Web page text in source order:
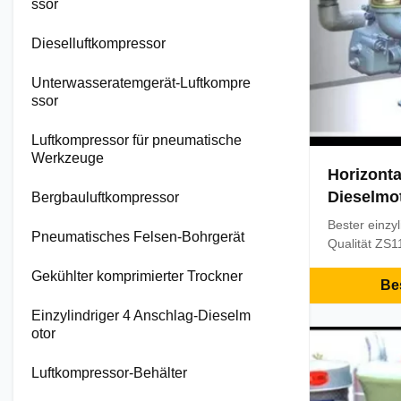
ssor
Dieselluftkompressor
Unterwasseratemgerät-Luftkompre
ssor
Luftkompressor für pneumatische
Werkzeuge
Bergbauluftkompressor
Pneumatisches Felsen-Bohrgerät
Gekühlter komprimierter Trockner
Einzylindriger 4 Anschlag-Dieselm
otor
Luftkompressor-Behälter
Bester
Qualität
15days